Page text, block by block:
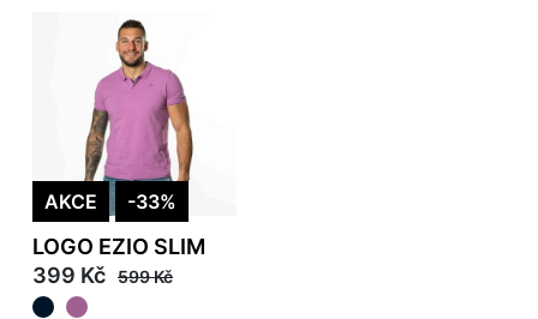
AKCE -33%
LOGO EZIO SLIM
399 Kč 599 Kč